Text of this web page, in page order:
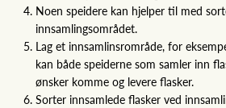
Noen speidere kan hjelper til med
innsamlingsområdet.
Lag et innsamlinsrområde, for
kan både speiderne som samler inn
ønsker komme og levere flasker.
Sorter innsamlede flasker ved